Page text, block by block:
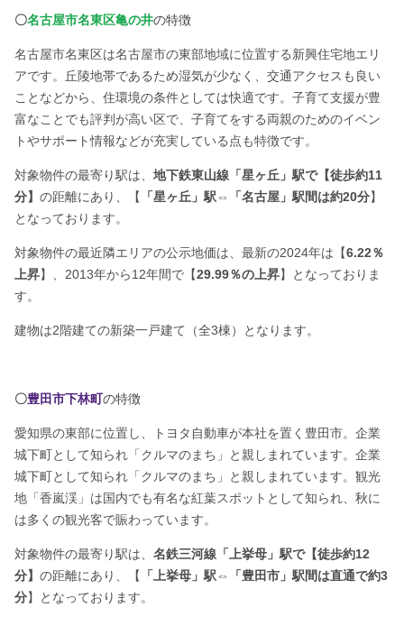
〇名古屋市名東区亀の井の特徴
名古屋市名東区は名古屋市の東部地域に位置する新興住宅地エリ
アです。丘陵地帯であるため湿気が少なく、交通アクセスも良い
ことなどから、住環境の条件としては快適です。子育て支援が豊
富なことでも評判が高い区で、子育てをする両親のためのイベン
トやサポート情報などが充実している点も特徴です。
対象物件の最寄り駅は、 地下鉄東山線「星ヶ丘」駅で【徒歩約11
分】 の距離にあり、【 「星ヶ丘」駅⇔「名古屋」駅間は約20分】
となっております。
対象物件の最近隣エリアの公示地価は、最新の2024年は【6.22％
上昇】、2013年から12年間で【29.99％の上昇】となっておりま
す。
建物は2階建ての新築一戸建て（全3棟）となります。
〇豊田市下林町の特徴
愛知県の東部に位置し、トヨタ自動車が本社を置く豊田市。企業
城下町として知られ「クルマのまち」と親しまれています。企業
城下町として知られ「クルマのまち」と親しまれています。観光
地「香嵐渓」は国内でも有名な紅葉スポットとして知られ、秋に
は多くの観光客で賑わっています。
対象物件の最寄り駅は、 名鉄三河線「上挙母」駅で【徒歩約12
分】 の距離にあり、【
「上挙母」駅⇔「豊田市」駅間は直通で約3
分】となっております。